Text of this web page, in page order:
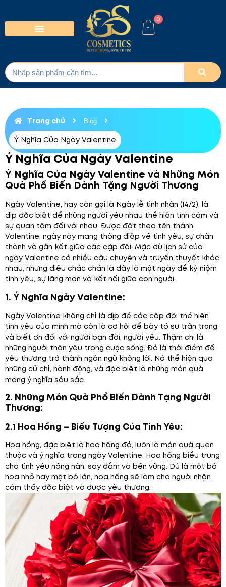
0
Trang chủ Blog
Ý Nghĩa Của Ngày Valentine
Ý Nghĩa Của Ngày Valentine
Ý Nghĩa Của Ngày Valentine và Những Món
Quà Phổ Biến Dành Tặng Người Thương
Ngày Valentine, hay còn gọi là Ngày lễ tình nhân (14/2), là
dịp đặc biệt để những người yêu nhau thể hiện tình cảm và
sự quan tâm đối với nhau. Được đặt theo tên thánh
Valentine, ngày này mang thông điệp về tình yêu, sự chân
thành và gắn kết giữa các cặp đôi. Mặc dù lịch sử của
ngày Valentine có nhiều câu chuyện và truyền thuyết khác
nhau, nhưng điều chắc chắn là đây là một ngày để kỷ niệm
tình yêu, sự lãng mạn và kết nối giữa con người.
1. Ý Nghĩa Ngày Valentine:
Ngày Valentine không chỉ là dịp để các cặp đôi thể hiện
tình yêu của mình mà còn là cơ hội để bày tỏ sự trân trọng
và biết ơn đối với người bạn đời, người yêu. Thậm chí là
những người thân yêu trong cuộc sống. Đó là thời điểm để
yêu thương trở thành ngôn ngữ không lời. Nó thể hiện qua
những cử chỉ, hành động, và đặc biệt là những món quà
mang ý nghĩa sâu sắc.
2. Những Món Quà Phổ Biến Dành Tặng Người
Thương:
2.1 Hoa Hồng – Biểu Tượng Của Tình Yêu:
Hoa hồng, đặc biệt là hoa hồng đỏ, luôn là món quà quen
thuộc và ý nghĩa trong ngày Valentine. Hoa hồng biểu trưng
cho tình yêu nồng nàn, say đắm và bền vững. Dù là một bó
hoa nhỏ hay một bó lớn, hoa hồng sẽ làm cho người nhận
cảm thấy đặc biệt và được yêu thương.